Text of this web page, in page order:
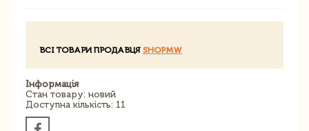
ВСІ ТОВАРИ ПРОДАВЦЯ SHOPMW
Інформація
Стан товару: новий
Доступна кількість: 11